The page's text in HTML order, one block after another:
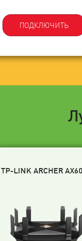
ПОДКЛЮЧИТЬ
TP-LINK ARCHER